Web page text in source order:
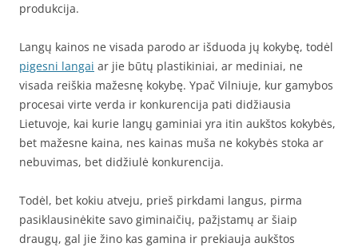
produkcija.
Langų kainos ne visada parodo ar išduoda jų kokybę, todėl
pigesni langai ar jie būtų plastikiniai, ar mediniai, ne
visada reiškia mažesnę kokybę. Ypač Vilniuje, kur gamybos
procesai virte verda ir konkurencija pati didžiausia
Lietuvoje, kai kurie langų gaminiai yra itin aukštos kokybės,
bet mažesne kaina, nes kainas muša ne kokybės stoka ar
nebuvimas, bet didžiulė konkurencija.
Todėl, bet kokiu atveju, prieš pirkdami langus, pirma
pasiklausinėkite savo giminaičių, pažįstamų ar šiaip
draugų, gal jie žino kas gamina ir prekiauja aukštos